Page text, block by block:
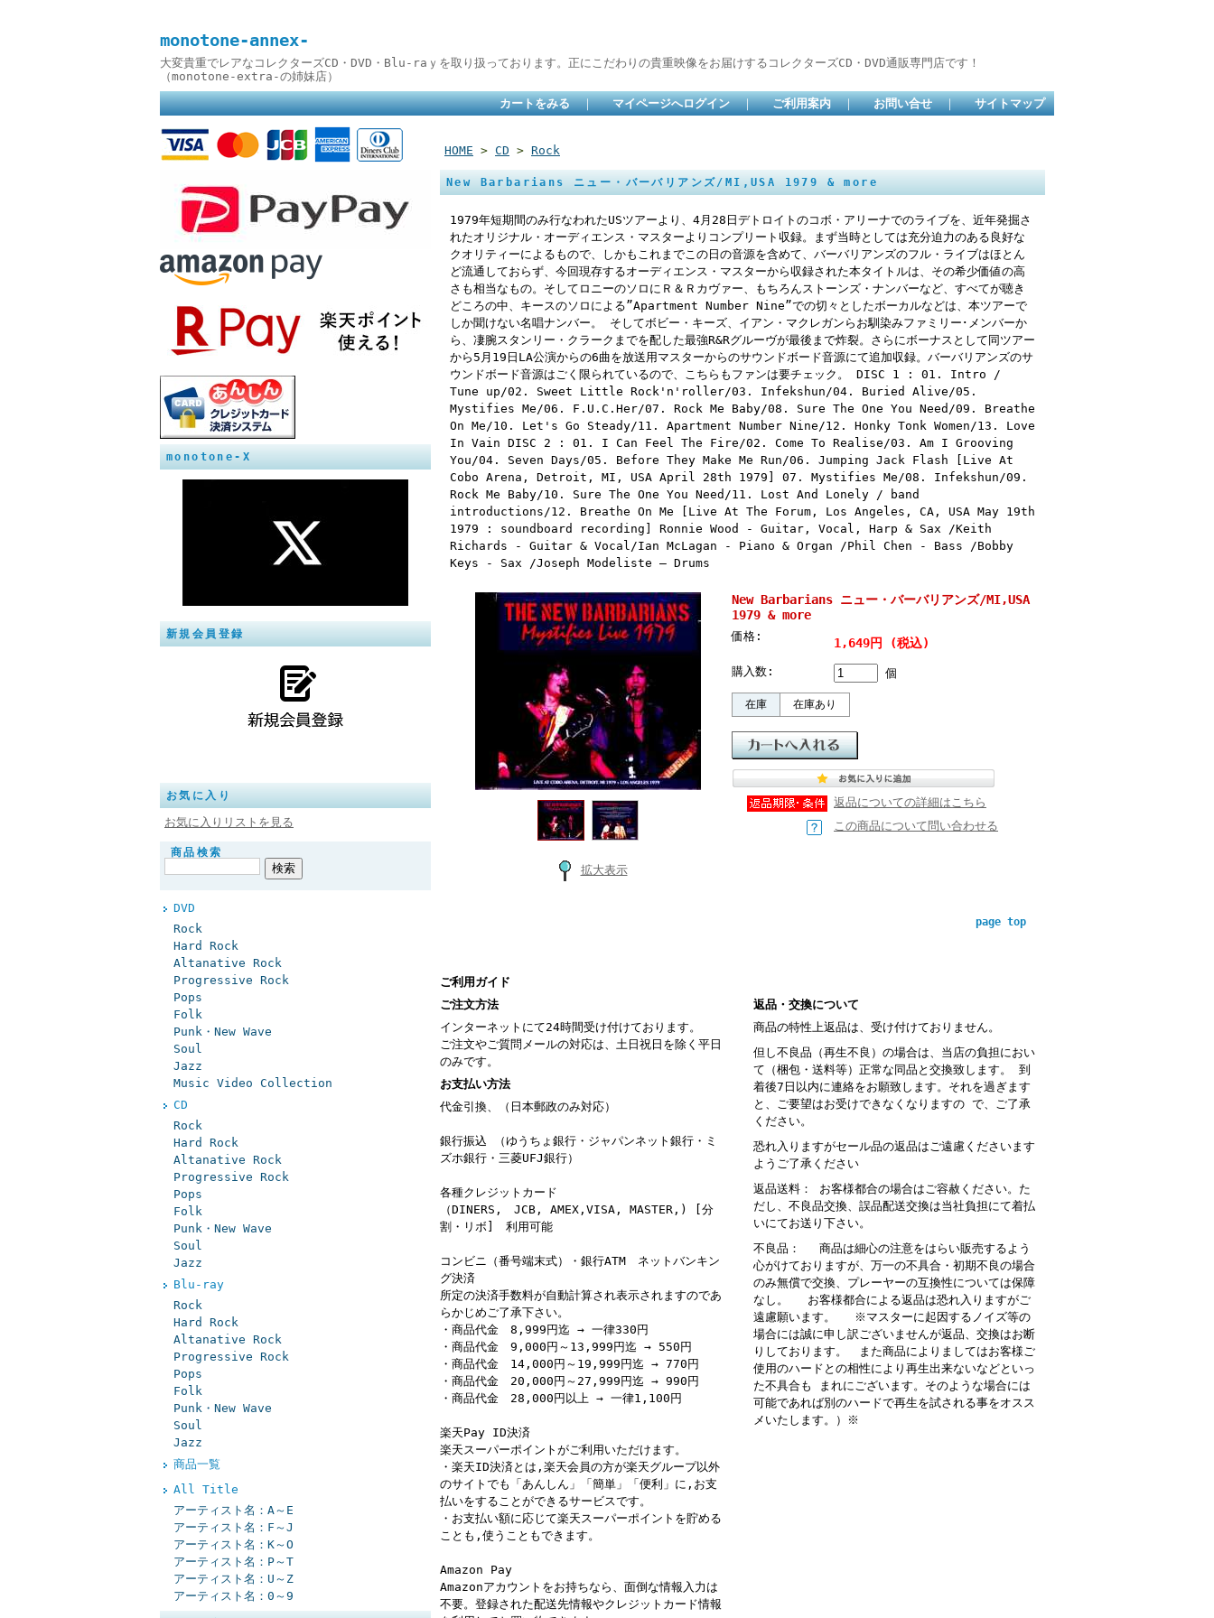
monotone-annex-
大変貴重でレアなコレクターズCD・DVD・Blu-raｙを取り扱っております。正にこだわりの貴重映像をお届けするコレクターズCD・DVD通販専門店です！
（monotone-extra-の姉妹店）
カートをみる ｜ マイページへログイン ｜ ご利用案内 ｜ お問い合せ ｜ サイトマップ
monotone-X
新規会員登録
お気に入り
お気に入りリストを見る
商品検索
DVD
Rock
Hard Rock
Altanative Rock
Progressive Rock
Pops
Folk
Punk・New Wave
Soul
Jazz
Music Video Collection
CD
Rock
Hard Rock
Altanative Rock
Progressive Rock
Pops
Folk
Punk・New Wave
Soul
Jazz
Blu-ray
Rock
Hard Rock
Altanative Rock
Progressive Rock
Pops
Folk
Punk・New Wave
Soul
Jazz
商品一覧
All Title
アーティスト名：A～E
アーティスト名：F～J
アーティスト名：K～O
アーティスト名：P～T
アーティスト名：U～Z
アーティスト名：0～9
HOME > CD > Rock
New Barbarians ニュー・バーバリアンズ/MI,USA 1979 & more
1979年短期間のみ行なわれたUSツアーより、4月28日デトロイトのコボ・アリーナでのライブを、近年発掘さ
れたオリジナル・オーディエンス・マスターよりコンプリート収録。まず当時としては充分迫力のある良好な
クオリティーによるもので、しかもこれまでこの日の音源を含めて、バーバリアンズのフル・ライブはほとん
ど流通しておらず、今回現存するオーディエンス・マスターから収録された本タイトルは、その希少価値の高
さも相当なもの。そしてロニーのソロにＲ＆Ｒカヴァー、もちろんストーンズ・ナンバーなど、すべてが聴き
どころの中、キースのソロによる”Apartment Number Nine”での切々としたボーカルなどは、本ツアーで
しか聞けない名唱ナンバー。 そしてボビー・キーズ、イアン・マクレガンらお馴染みファミリー･メンバーか
ら、凄腕スタンリー・クラークまでを配した最強R&Rグルーヴが最後まで炸裂。さらにボーナスとして同ツアー
から5月19日LA公演からの6曲を放送用マスターからのサウンドボード音源にて追加収録。バーバリアンズのサ
ウンドボード音源はごく限られているので、こちらもファンは要チェック。 DISC 1 : 01. Intro /
Tune up/02. Sweet Little Rock'n'roller/03. Infekshun/04. Buried Alive/05.
Mystifies Me/06. F.U.C.Her/07. Rock Me Baby/08. Sure The One You Need/09. Breathe
On Me/10. Let's Go Steady/11. Apartment Number Nine/12. Honky Tonk Women/13. Love
In Vain DISC 2 : 01. I Can Feel The Fire/02. Come To Realise/03. Am I Grooving
You/04. Seven Days/05. Before They Make Me Run/06. Jumping Jack Flash [Live At
Cobo Arena, Detroit, MI, USA April 28th 1979] 07. Mystifies Me/08. Infekshun/09.
Rock Me Baby/10. Sure The One You Need/11. Lost And Lonely / band
introductions/12. Breathe On Me [Live At The Forum, Los Angeles, CA, USA May 19th
1979 : soundboard recording] Ronnie Wood - Guitar, Vocal, Harp & Sax /Keith
Richards - Guitar & Vocal/Ian McLagan - Piano & Organ /Phil Chen - Bass /Bobby
Keys - Sax /Joseph Modeliste – Drums
拡大表示
New Barbarians ニュー・バーバリアンズ/MI,USA
1979 & more
価格: 1,649円 (税込)
購入数: 個
在庫 在庫あり
返品についての詳細はこちら
この商品について問い合わせる
page top
ご利用ガイド
ご注文方法
インターネットにて24時間受け付けております。
ご注文やご質問メールの対応は、土日祝日を除く平日
のみです。
お支払い方法
代金引換、（日本郵政のみ対応）
銀行振込 （ゆうちょ銀行・ジャパンネット銀行・ミ
ズホ銀行・三菱UFJ銀行）
各種クレジットカード
（DINERS, JCB, AMEX,VISA, MASTER,) [分
割・リボ] 利用可能
コンビニ（番号端末式）・銀行ATM ネットバンキン
グ決済
所定の決済手数料が自動計算され表示されますのであ
らかじめご了承下さい。
・商品代金 8,999円迄 → 一律330円
・商品代金 9,000円～13,999円迄 → 550円
・商品代金 14,000円～19,999円迄 → 770円
・商品代金 20,000円～27,999円迄 → 990円
・商品代金 28,000円以上 → 一律1,100円
楽天Pay ID決済
楽天スーパーポイントがご利用いただけます。
・楽天ID決済とは,楽天会員の方が楽天グループ以外
のサイトでも「あんしん」「簡単」「便利」に,お支
払いをすることができるサービスです。
・お支払い額に応じて楽天スーパーポイントを貯める
ことも,使うこともできます。
Amazon Pay
Amazonアカウントをお持ちなら、面倒な情報入力は
不要。登録された配送先情報やクレジットカード情報
返品・交換について
商品の特性上返品は、受け付けておりません。
但し不良品（再生不良）の場合は、当店の負担におい
て（梱包・送料等）正常な同品と交換致します。 到
着後7日以内に連絡をお願致します。それを過ぎます
と、ご要望はお受けできなくなりますの で、ご了承
ください。
恐れ入りますがセール品の返品はご遠慮くださいます
ようご了承ください
返品送料： お客様都合の場合はご容赦ください。た
だし、不良品交換、誤品配送交換は当社負担にて着払
いにてお送り下さい。
不良品： 商品は細心の注意をはらい販売するよう
心がけておりますが、万一の不具合・初期不良の場合
のみ無償で交換、プレーヤーの互換性については保障
なし。 お客様都合による返品は恐れ入りますがご
遠慮願います。 ※マスターに起因するノイズ等の
場合には誠に申し訳ございませんが返品、交換はお断
りしております。 また商品によりましてはお客様ご
使用のハードとの相性により再生出来ないなどといっ
た不具合も まれにございます。そのような場合には
可能であれば別のハードで再生を試される事をオスス
メいたします。）※